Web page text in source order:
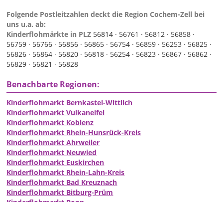
Folgende Postleitzahlen deckt die Region Cochem-Zell bei
uns u.a. ab:
Kinderflohmärkte in PLZ 56814 · 56761 · 56812 · 56858 ·
56759 · 56766 · 56856 · 56865 · 56754 · 56859 · 56253 · 56825 ·
56826 · 56864 · 56820 · 56818 · 56254 · 56823 · 56867 · 56862 ·
56829 · 56821 · 56828
Benachbarte Regionen:
Kinderflohmarkt Bernkastel-Wittlich
Kinderflohmarkt Vulkaneifel
Kinderflohmarkt Koblenz
Kinderflohmarkt Rhein-Hunsrück-Kreis
Kinderflohmarkt Ahrweiler
Kinderflohmarkt Neuwied
Kinderflohmarkt Euskirchen
Kinderflohmarkt Rhein-Lahn-Kreis
Kinderflohmarkt Bad Kreuznach
Kinderflohmarkt Bitburg-Prüm